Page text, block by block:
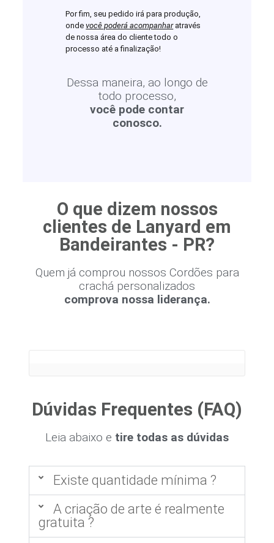
Por fim, seu pedido irá para produção,
ondevocê poderá acompanharatravés
de nossa área do cliente todo o
processo até a finalização!
Dessa maneira, ao longo de
todo processo,
você pode contar
conosco.
O que dizem nossos
clientes de Lanyard em
Bandeirantes - PR?
Quem já comprou nossos Cordões para
crachá personalizados
comprova nossa liderança.
Dúvidas Frequentes (FAQ)
Leia abaixo e tire todas as dúvidas
Existe quantidade mínima ?
A criação de arte é realmente
gratuita ?